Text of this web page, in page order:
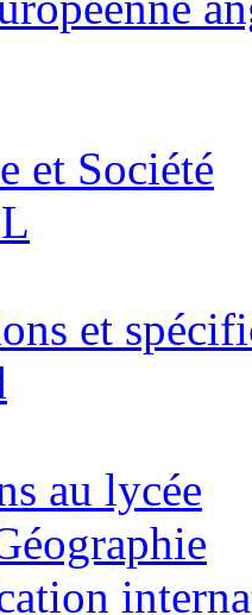
et Société
et
au lycée